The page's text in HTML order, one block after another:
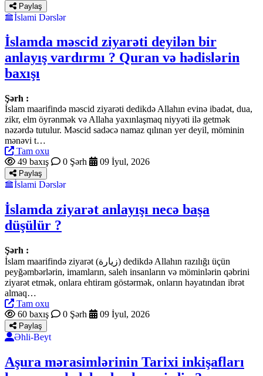
Paylaş
İslami Dərslər
İslamda məscid ziyarəti deyilən bir
anlayış vardırmı ? Quran və hədislərin
baxışı
Şərh :
İslam maarifində məscid ziyarəti dedikdə Allahın evinə ibadət, dua,
zikr, elm öyrənmək və Allaha yaxınlaşmaq niyyəti ilə getmək
nəzərdə tutulur. Məscid sadəcə namaz qılınan yer deyil, möminin
mənəvi t…
Tam oxu
49 baxış
0 Şərh 09 İyul, 2026
Paylaş
İslami Dərslər
İslamda ziyarət anlayışı necə başa
düşülür ?
Şərh :
İslam maarifində ziyarət (زيارة) dedikdə Allahın razılığı üçün
peyğəmbərlərin, imamların, saleh insanların və möminlərin qəbrini
ziyarət etmək, onlara ehtiram göstərmək, onların həyatından ibrət
almaq…
Tam oxu
60 baxış
0 Şərh 09 İyul, 2026
Paylaş
Əhli-Beyt
Aşura mərasimlərinin Tarixi inkişafları